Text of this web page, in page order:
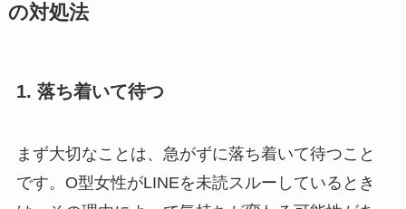
の対処法
1. 落ち着いて待つ
まず大切なことは、急がずに落ち着いて待つこと
です。O型女性がLINEを未読スルーしているとき